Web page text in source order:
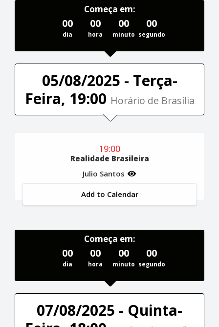
Começa em:
00
dia
00
hora
00
minuto
00
segundo
05/08/2025 - Terça-
Feira, 19:00 Horário de Brasília
19:00
Realidade Brasileira
Julio Santos
Add to Calendar
Começa em:
00
dia
00
hora
00
minuto
00
segundo
07/08/2025 - Quinta-